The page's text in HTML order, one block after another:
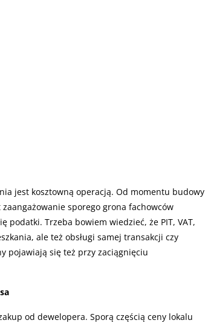
jest kosztowną operacją. Od momentu budowy
sporego grona fachowców
podatki. Trzeba bowiem wiedzieć, że PIT, VAT,
ale też obsługi samej transakcji czy
pojawiają się też przy zaciągnięciu
od dewelopera. Sporą częścią ceny lokalu